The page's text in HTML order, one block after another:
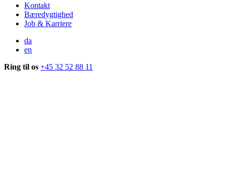
Kontakt
Bæredygtighed
Job & Karriere
da
en
Ring til os +45 32 52 88 11